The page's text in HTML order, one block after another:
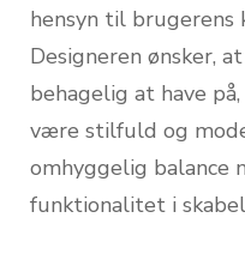
hensyn til
Designeren ønsker,
behagelig at have
være stilfuld og
omhyggelig balance
funktionalitet i